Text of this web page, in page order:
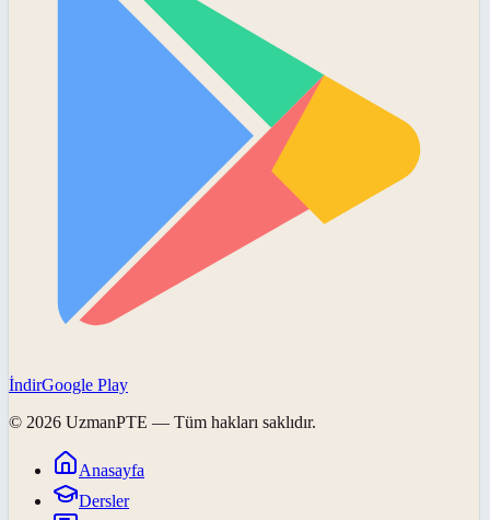
İndirGoogle Play
© 2026 UzmanPTE — Tüm hakları saklıdır.
Anasayfa
Dersler